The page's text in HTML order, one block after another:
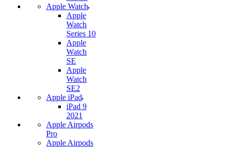
Apple Watch
Apple
Watch
Series 10
Apple
Watch
SE
Apple
Watch
SE2
Apple iPad
iPad 9
2021
Apple Airpods
Pro
Apple Airpods